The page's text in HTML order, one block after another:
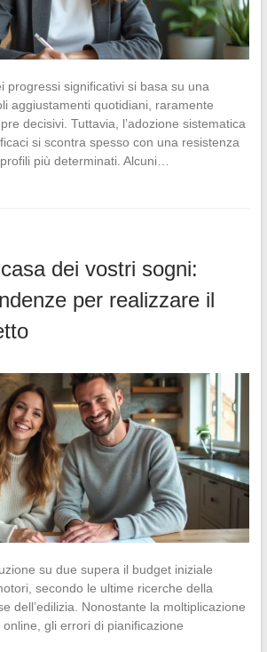
progressi significativi si basa su una
aggiustamenti quotidiani, raramente
decisivi. Tuttavia, l’adozione sistematica
si scontra spesso con una resistenza
più determinati. Alcuni…
dei vostri sogni:
per realizzare il
su due supera il budget iniziale
secondo le ultime ricerche della
dell’edilizia. Nonostante la moltiplicazione
gli errori di pianificazione